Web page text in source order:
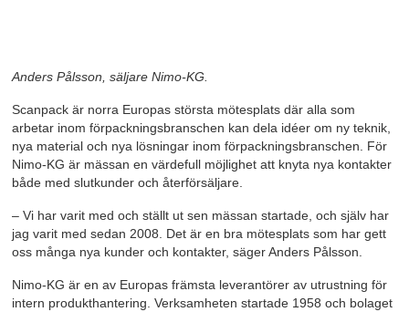
Anders Pålsson, säljare Nimo-KG.
Scanpack är norra Europas största mötesplats där alla som
arbetar inom förpackningsbranschen kan dela idéer om ny teknik,
nya material och nya lösningar inom förpackningsbranschen. För
Nimo-KG är mässan en värdefull möjlighet att knyta nya kontakter
både med slutkunder och återförsäljare.
– Vi har varit med och ställt ut sen mässan startade, och själv har
jag varit med sedan 2008. Det är en bra mötesplats som har gett
oss många nya kunder och kontakter, säger Anders Pålsson.
Nimo-KG är en av Europas främsta leverantörer av utrustning för
intern produkthantering. Verksamheten startade 1958 och bolaget